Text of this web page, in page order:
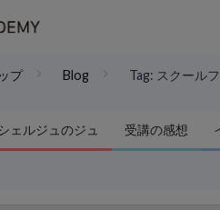
プ Blog Tag: スクール
ェルジュのジュ 受講の感想